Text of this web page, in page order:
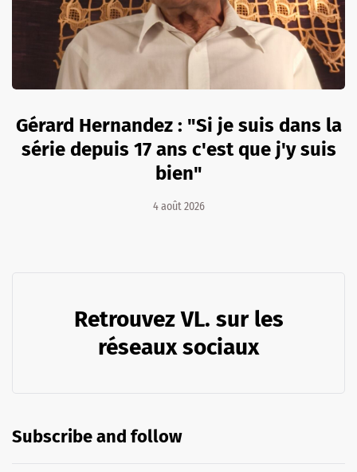
Gérard Hernandez : "Si je suis dans la
série depuis 17 ans c'est que j'y suis
bien"
4 août 2026
Retrouvez VL. sur les
réseaux sociaux
Subscribe and follow